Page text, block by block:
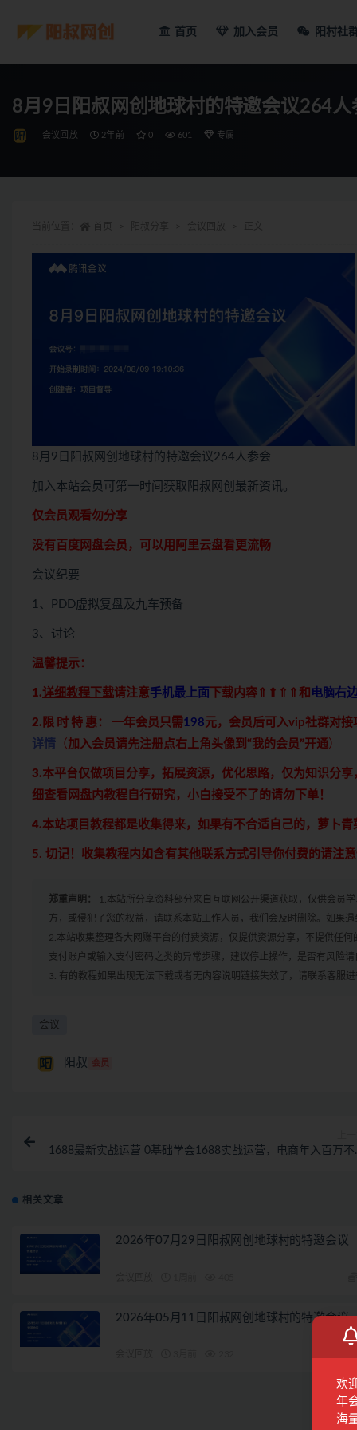
首页 加入会员 阳村社
8月9日阳叔网创地球村的特邀会议264人
会议回放 2年前 0 601 专属
8月9日阳叔网创地球村的特邀会议264人参会
加入本站会员可第一时间获取阳叔网创最新资讯。
仅会员观看勿分享
没有百度网盘会员，可以用阿里云盘看更流畅
会议纪要
1、PDD虚拟复盘及九车预备
3、讨论
温馨提示：
1.详细教程下载请注意手机最上面 下载内容⇑⇑⇑⇑和 电脑右
2.限 时 特 惠： 一年会员只需198元，会员后可入vip社群对接
详情 （ 加入会员请先注册点右上角头像到“我的会员”开通 ）
3.本平台仅做项目分享，拓展资源，优化思路，仅为知识分
细查看网盘内教程自行研究，小白接受不了的请勿下单！
4.本站项目教程都是收集得来，如果有不合适自己的，萝卜
5. 切记！收集教程内如含有其他联系方式引导你付费的请注
郑重声明：
1.本站所分享资料部分来自互联网公开渠道获取，仅供会员
方，或侵犯了您的权益，请联系本站工作人员，我们会及时删除。如果
2.本站收集整理各大网赚平台的付费资源，仅提供资源分享，不提供任
支付账户或输入支付密码之类的异常步骤，建议停止操作，是否有风险请
3. 有的教程如果出现无法下载或者无内容说明链接失效了，请联系客服进
会议
阳叔 会员
1688最新实战运营 0基础学会1688实战运营，电商年入百万不
相关文章
2026年07月29日阳叔网创地球村的特邀会议
2026年05月11日阳叔网创地球村的特邀会议
欢
年
海